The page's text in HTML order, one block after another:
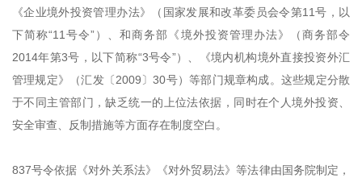
《企业境外投资管理办法》（国家发展和改革委员会令第11号，以
下简称“11号令”）、和商务部《境外投资管理办法》（商务部令
2014年第3号，以下简称“3号令”）、《境内机构境外直接投资外汇
管理规定》（汇发〔2009〕30号）等部门规章构成。这些规定分散
于不同主管部门，缺乏统一的上位法依据，同时在个人境外投资、
安全审查、反制措施等方面存在制度空白。
837号令依据《对外关系法》《对外贸易法》等法律由国务院制定，